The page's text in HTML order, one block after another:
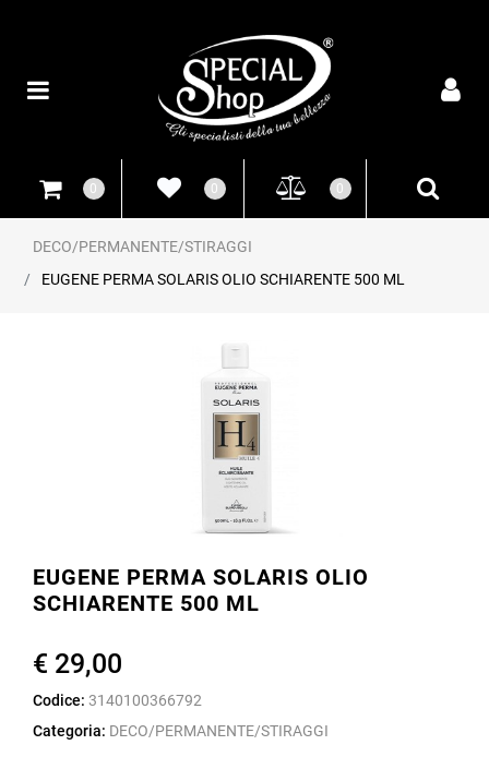
0 0 0
DECO/PERMANENTE/STIRAGGI
EUGENE PERMA SOLARIS OLIO SCHIARENTE 500 ML
EUGENE PERMA SOLARIS OLIO
SCHIARENTE 500 ML
€ 29,00
Codice: 3140100366792
Categoria: DECO/PERMANENTE/STIRAGGI